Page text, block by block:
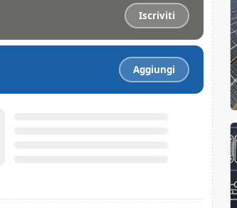
Iscriviti
Aggiungi